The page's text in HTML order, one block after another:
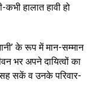
हालात हावी हो
के रूप में मान-सम्मान
भर अपने दायित्वों का
सकें व उनके परिवार-